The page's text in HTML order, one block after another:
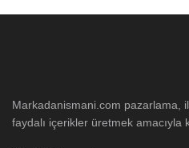
Markadanismani.com pazarlama,
faydalı içerikler üretmek amacıyla